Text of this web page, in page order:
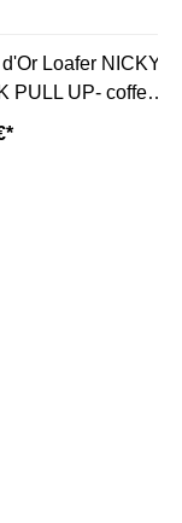
Loafer NICKY
PULL UP- coffee/